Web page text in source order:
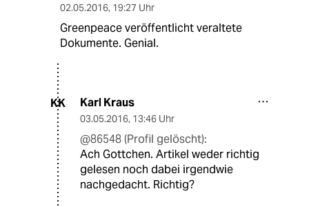
02.05.2016, 19:27 Uhr
Greenpeace veröffentlicht veraltete
Dokumente. Genial.
KK Karl Kraus
03.05.2016, 13:46 Uhr
@86548 (Profil gelöscht):
Ach Gottchen. Artikel weder richtig
gelesen noch dabei irgendwie
nachgedacht. Richtig?